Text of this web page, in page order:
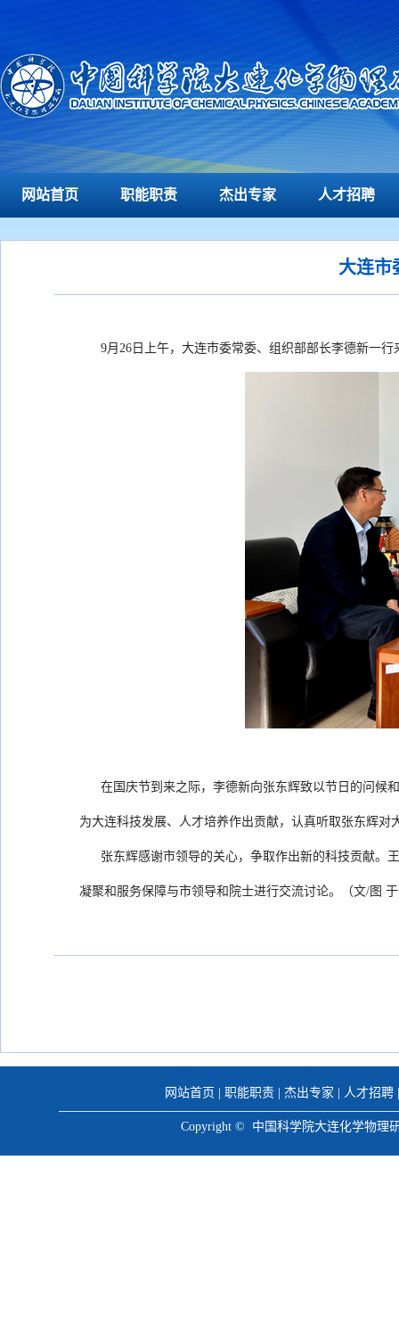
网站首页 职能职责 杰出专家 人才招聘
大连市
9月26日上午，大连市委常委、组织部部长李德新一行
在国庆节到来之际，李德新向张东辉致以节日的问候
为大连科技发展、人才培养作出贡献，认真听取张东辉
张东辉感谢市领导的关心，争取作出新的科技贡献。
凝聚和服务保障与市领导和院士进行交流讨论。（文/图
网站首页 职能职责| 杰出专家 人才招聘
Copyright © 中国科学院大连化学物